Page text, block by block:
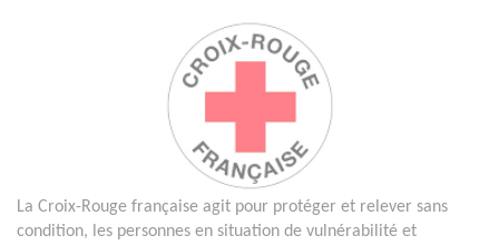
La Croix-Rouge française agit pour protéger et relever sans
condition, les personnes en situation de vulnérabilité et